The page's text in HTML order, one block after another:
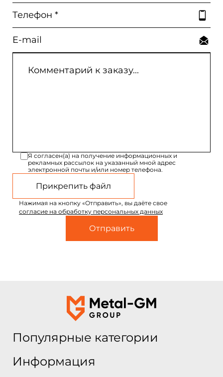
Я согласен(а) на получение информационных и
рекламных рассылок на указанный мной адрес
электронной почты и/или номер телефона.
Прикрепить файл
Нажимая на кнопку «Отправить», вы даёте свое
согласие на обработку персональных данных
Популярные категории
Информация